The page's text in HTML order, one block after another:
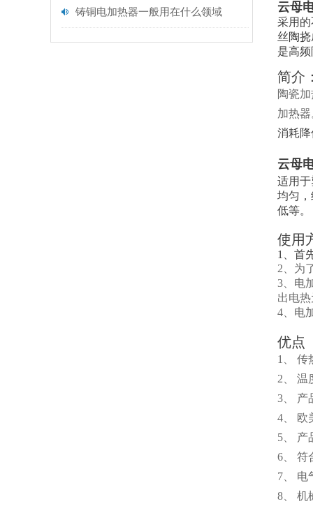
铸铜电加热器一般用在什么领域 云母
采用
丝陶
是高
简介
陶瓷
加热
消耗
云母
适用
均匀
低等。
使用
1、首
2、为
3、电
出电
4、电
优点
1、 传
2、 温
3、 产
4、 欧
5、 产
6、 符
7、 电
8、 机